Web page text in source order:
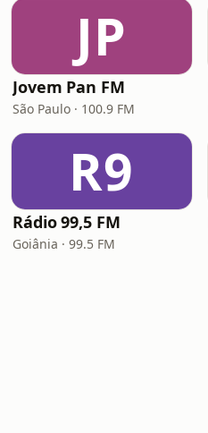
JP
Jovem Pan FM
São Paulo · 100.9 FM
R9
Rádio 99,5 FM
Goiânia · 99.5 FM